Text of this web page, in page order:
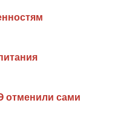
отменили сами